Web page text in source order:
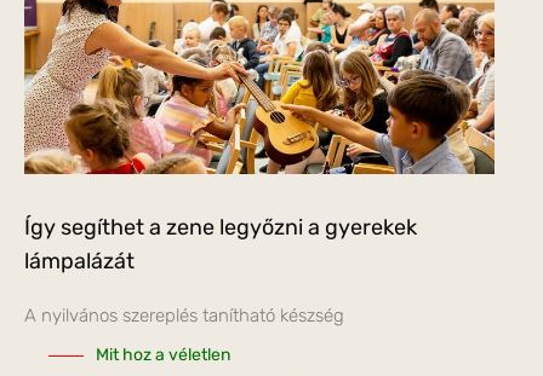
Így segíthet a zene legyőzni a gyerekek
lámpalázát
A nyilvános szereplés tanítható készség
Mit hoz a véletlen